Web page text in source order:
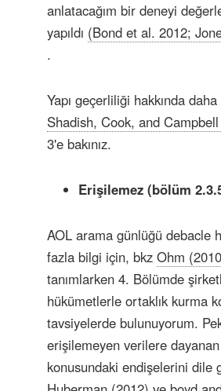
anlatacağım bir deneyi
yapıldı (Bond et al. 2012;
.
Yapı geçerliliği hakkında
Shadish, Cook, and
3'e bakınız.
Erişilemez (bölüm
AOL arama günlüğü debacle
fazla bilgi için, bkz Ohm
tanımlarken 4. Bölümde
hükümetlerle ortaklık kurma
tavsiyelerde bulunuyorum.
erişilemeyen verilere
konusundaki endişelerini dile